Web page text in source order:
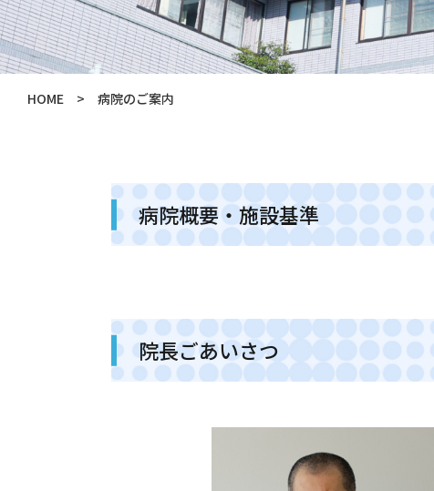
HOME > 病院のご案内
病院概要・施設基準
院長ごあいさつ